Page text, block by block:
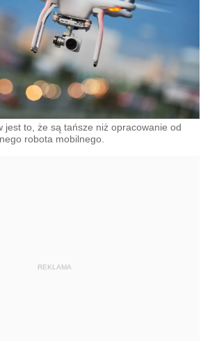
jest to, że są tańsze niż opracowanie od
robota mobilnego.